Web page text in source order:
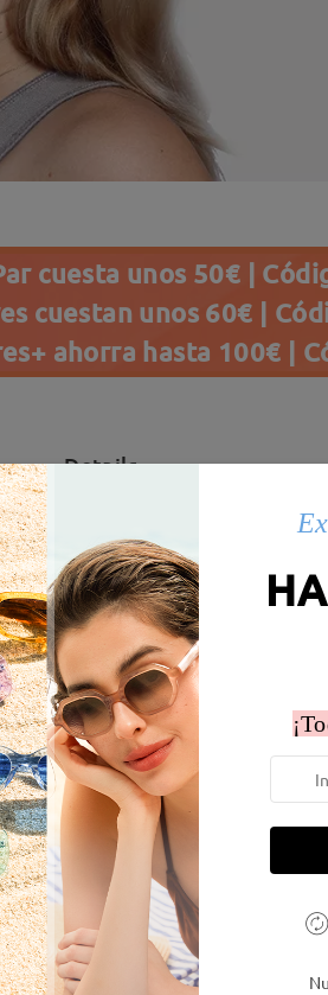
cuesta unos 50€ |
cuestan unos 60€ |
ahorra hasta 100€ |
Details
129 mm (Medio)
No
DELIVERY